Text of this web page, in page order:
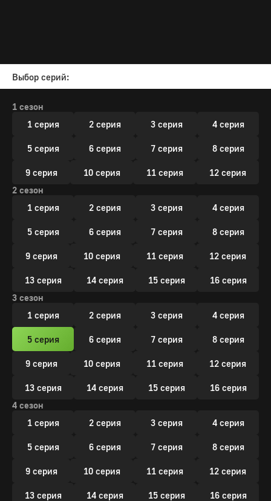
Выбор серий:
1 сезон
1 серия
2 серия 3 серия 4 серия
5 серия 6 серия 7 серия 8 серия
9 серия 10 серия 11 серия
12 серия
2 сезон
1 серия
2 серия 3 серия 4 серия
5 серия 6 серия 7 серия 8 серия
9 серия 10 серия 11 серия 12 серия
13 серия 14 серия 15 серия
16 серия
3 сезон
1 серия
2 серия 3 серия 4 серия
5 серия 6 серия 7 серия 8 серия
9 серия 10 серия 11 серия 12 серия
13 серия 14 серия 15 серия
16 серия
4 сезон
1 серия
2 серия 3 серия 4 серия
5 серия 6 серия 7 серия 8 серия
9 серия 10 серия 11 серия 12 серия
13 серия 14 серия 15 серия
16 серия